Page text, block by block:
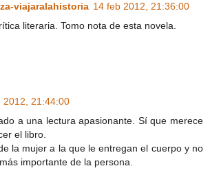
viajaralahistoria 14 feb 2012, 21:36:00
literaria. Tomo nota de esta novela.
2012, 21:44:00
a una lectura apasionante. Sí que merece
el libro.
la mujer a la que le entregan el cuerpo y no
importante de la persona.